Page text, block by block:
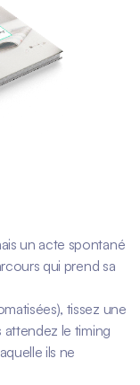
un acte spontané
qui prend sa
tissez une
le timing
ils ne